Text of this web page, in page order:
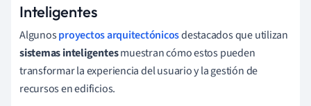
Inteligentes
Algunosproyectos arquitectónicosdestacados que utilizan
sistemas inteligentesmuestran cómo estos pueden
transformar la experiencia del usuario y la gestión de
recursos en edificios.